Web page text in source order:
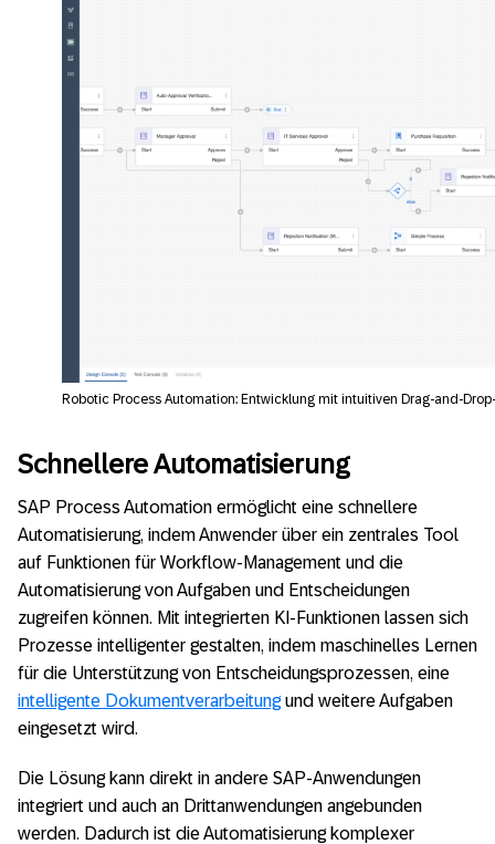
Robotic Process Automation: Entwicklung mit intuitiven Drag-and-
Schnellere Automatisierung
SAP Process Automation ermöglicht eine schnellere
Automatisierung, indem Anwender über ein zentrales Tool
auf Funktionen für Workflow-Management und die
Automatisierung von Aufgaben und Entscheidungen
zugreifen können. Mit integrierten KI-Funktionen lassen sich
Prozesse intelligenter gestalten, indem maschinelles Lernen
für die Unterstützung von Entscheidungsprozessen, eine
intelligente Dokumentverarbeitungund weitere Aufgaben
eingesetzt wird.
Die Lösung kann direkt in andere SAP-Anwendungen
integriert und auch an Drittanwendungen angebunden
werden. Dadurch ist die Automatisierung komplexer